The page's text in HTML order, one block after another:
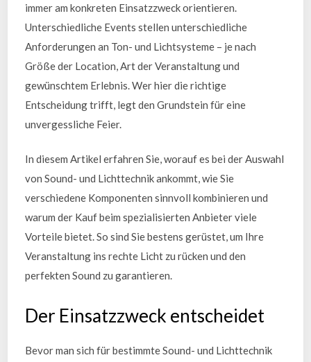
immer am konkreten Einsatzzweck orientieren.
Unterschiedliche Events stellen unterschiedliche
Anforderungen an Ton- und Lichtsysteme – je nach
Größe der Location, Art der Veranstaltung und
gewünschtem Erlebnis. Wer hier die richtige
Entscheidung trifft, legt den Grundstein für eine
unvergessliche Feier.
In diesem Artikel erfahren Sie, worauf es bei der Auswahl
von Sound- und Lichttechnik ankommt, wie Sie
verschiedene Komponenten sinnvoll kombinieren und
warum der Kauf beim spezialisierten Anbieter viele
Vorteile bietet. So sind Sie bestens gerüstet, um Ihre
Veranstaltung ins rechte Licht zu rücken und den
perfekten Sound zu garantieren.
Der Einsatzzweck entscheidet
Bevor man sich für bestimmte Sound- und Lichttechnik